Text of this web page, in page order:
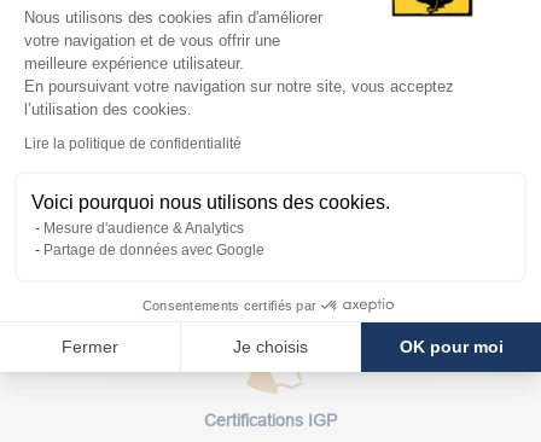
Plateforme de Gestion du
Nous utilisons des cookies afin d'améliorer
votre navigation et de vous offrir une
meilleure expérience utilisateur.
En poursuivant votre navigation sur notre site, vous acceptez
l’utilisation des cookies.
Lire la politique de confidentialité
Voici pourquoi nous utilisons des cookies.
Mesure d'audience & Analytics
Partage de données avec Google
Consentements certifiés par
Fermer Je choisis OK pour moi
Axeptio consent
Gourdon©Lot Tourisme A. Druine
Certifications IGP